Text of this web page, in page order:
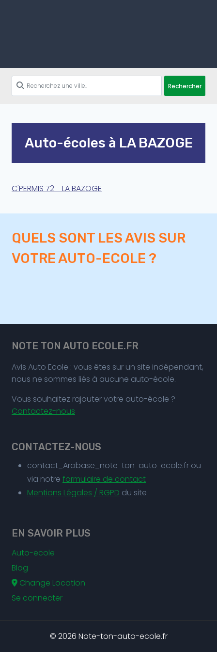
Rechercher
Auto-écoles à LA BAZOGE
C'PERMIS 72 - LA BAZOGE
QUELS SONT LES AVIS SUR
VOTRE AUTO-ECOLE ?
NOTE TON AUTO ECOLE.FR
Avis Auto Ecole : vous êtes sur un site indépendant,
nous ne sommes liés à aucune auto-école.
Vous souhaitez rajouter votre auto-école ?
Contactez-nous
CONTACTEZ-NOUS
contact_Arobase_note-ton-auto-ecole.fr ou
via notre formulaire de contact
Mentions Légales / RGPD du site
EN SAVOIR PLUS
Auto-ecole
Blog
Change Location
Se connecter
© 2026 Note-ton-auto-ecole.fr